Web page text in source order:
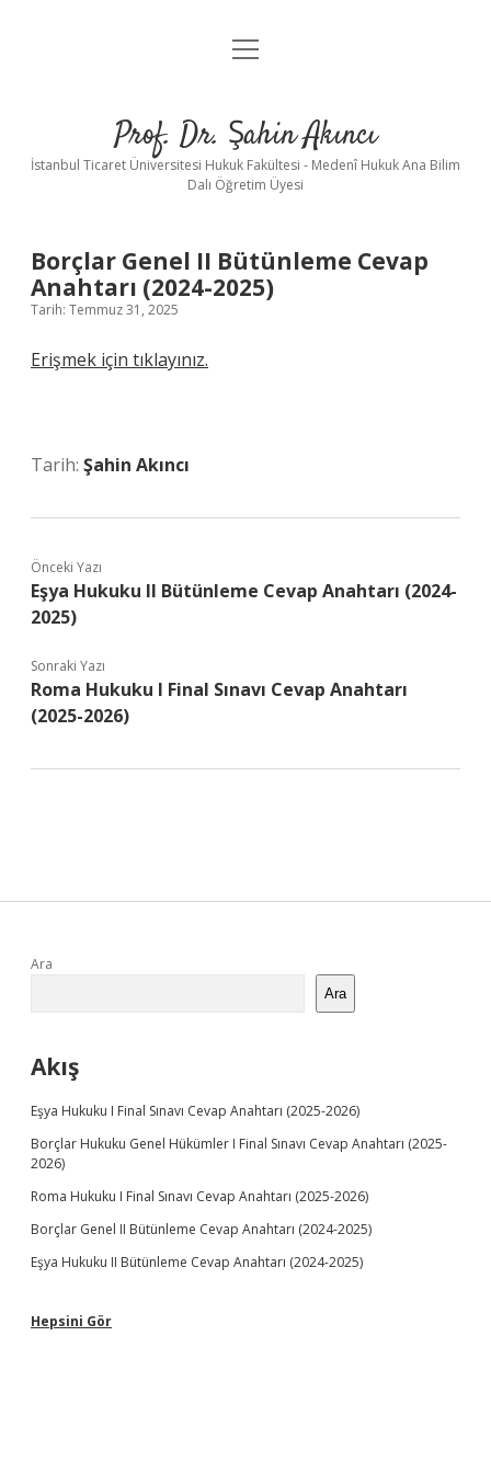
Ana Sayfa
Cevap Anahtarları
Diğer Yazılar
Örnek Yargıtay Kararları
Tavsiye Olunan Kitaplar
Kitaplar
Pratik Çalışmalar
menüyü
Prof. Dr. Şahin Akıncı
İstanbul Ticaret Üniversitesi Hukuk Fakültesi - Medenî Hukuk Ana Bilim
Dalı Öğretim Üyesi
Borçlar Genel II Bütünleme Cevap
Anahtarı (2024-2025)
Tarih: Temmuz 31, 2025
Erişmek için tıklayınız.
Tarih: Şahin Akıncı
Önceki Yazı
Eşya Hukuku II Bütünleme Cevap Anahtarı (2024-
2025)
Sonraki Yazı
Roma Hukuku I Final Sınavı Cevap Anahtarı
(2025-2026)
Sidebar
Ara
Ara
Akış
Eşya Hukuku I Final Sınavı Cevap Anahtarı (2025-2026)
Borçlar Hukuku Genel Hükümler I Final Sınavı Cevap Anahtarı (2025-
2026)
Roma Hukuku I Final Sınavı Cevap Anahtarı (2025-2026)
Borçlar Genel II Bütünleme Cevap Anahtarı (2024-2025)
Eşya Hukuku II Bütünleme Cevap Anahtarı (2024-2025)
Hepsini Gör